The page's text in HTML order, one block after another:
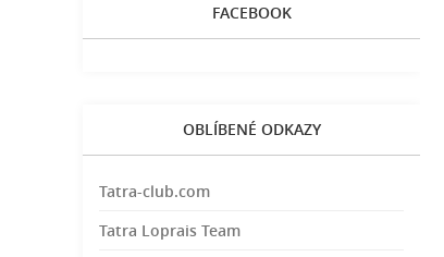
FACEBOOK
OBLÍBENÉ ODKAZY
Tatra-club.com
Tatra Loprais Team